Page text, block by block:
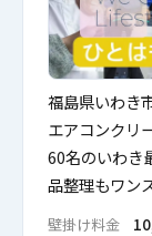
福島県いわき
エアコンクリ
60名のいわき
品整理もワン
壁掛け料金